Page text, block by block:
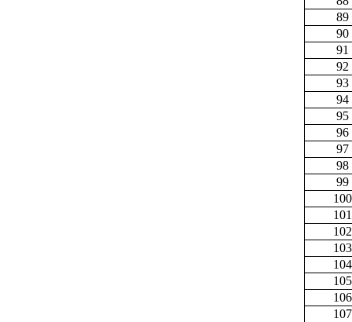
89
90
91
92
93
94
95
96
97
98
99
100
101
102
103
104
105
106
107